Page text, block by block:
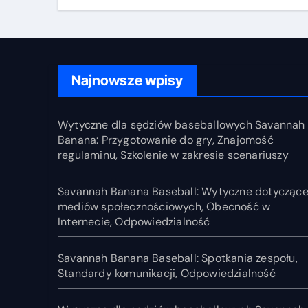
Przygotowanie do
regulaminu,
scenariuszy
Najnowsze wpisy
Wytyczne dla sędziów baseballowych Savannah
Banana: Przygotowanie do gry, Znajomość
regulaminu, Szkolenie w zakresie scenariuszy
Savannah Banana Baseball: Wytyczne dotyczące
mediów społecznościowych, Obecność w
Internecie, Odpowiedzialność
Savannah Banana Baseball: Spotkania zespołu,
Standardy komunikacji, Odpowiedzialność